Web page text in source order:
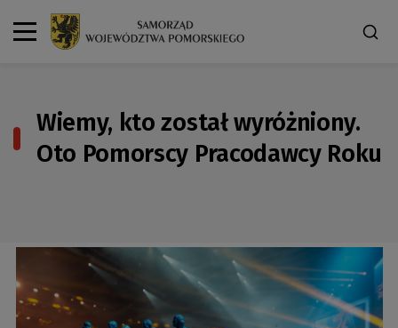
Wiemy, kto został wyróżniony.
Oto Pomorscy Pracodawcy Roku